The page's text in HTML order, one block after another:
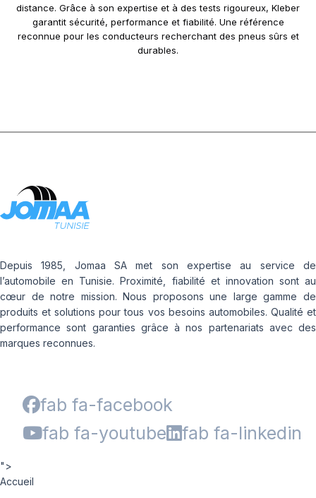
distance. Grâce à son expertise et à des tests rigoureux, Kleber
garantit sécurité, performance et fiabilité. Une référence
reconnue pour les conducteurs recherchant des pneus sûrs et
durables.
Depuis 1985, Jomaa SA met son expertise au service de
l’automobile en Tunisie. Proximité, fiabilité et innovation sont au
cœur de notre mission. Nous proposons une large gamme de
produits et solutions pour tous vos besoins automobiles. Qualité et
performance sont garanties grâce à nos partenariats avec des
marques reconnues.
fab fa-facebook
fab fa-youtube
fab fa-linkedin
">
Accueil